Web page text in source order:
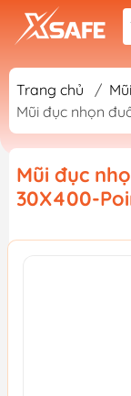
Trang chủ /
Mũi đục nhọn
Mũi đục
30X400-